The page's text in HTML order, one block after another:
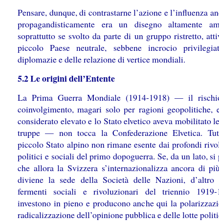
Pensare, dunque, di contrastarne l’azione e l’influenza
propagandisticamente era un disegno altamente
soprattutto se svolto da parte di un gruppo ristretto,
piccolo Paese neutrale, sebbene incrocio
diplomazie e delle relazione di vertice mondiali.
5.2 Le origini dell’Entente
La Prima Guerra Mondiale (1914-1918) — il
coinvolgimento, magari solo per ragioni geopolitiche,
considerato elevato e lo Stato elvetico aveva mobilitato
truppe — non tocca la Confederazione Elvetica.
piccolo Stato alpino non rimane esente dai profondi
politici e sociali del primo dopoguerra. Se, da un lato, si
che allora la Svizzera s’internazionalizza ancora di
diviene la sede della Società delle Nazioni, d’altro
fermenti sociali e rivoluzionari del triennio
investono in pieno e producono anche qui la
radicalizzazione dell’opinione pubblica e delle lotte